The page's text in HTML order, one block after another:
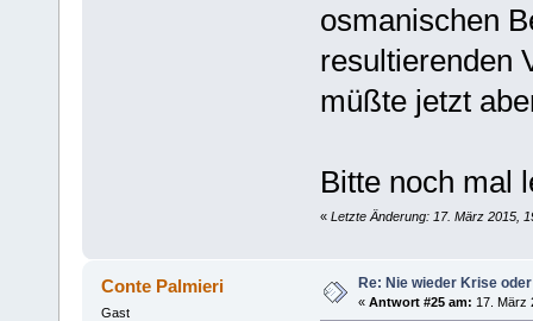
osmanischen
resultierenden
müßte jetzt
Bitte noch mal
« Letzte Änderung: 17. März 2015,
Conte Palmieri
Gast
Re: Nie wieder Krise
« Antwort #25 am: 17. März